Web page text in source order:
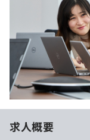
就活成功ガイド
個人向けプラン
法人向けプラン
学校向けプラン
契約内容・クーポン
求人概要